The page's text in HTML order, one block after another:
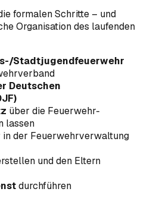
formalen Schritte – und
Organisation des laufenden
Stadtjugendfeuerwehr
Deutschen
über die Feuerwehr-
lassen
in der Feuerwehrverwaltung
und den Eltern
durchführen